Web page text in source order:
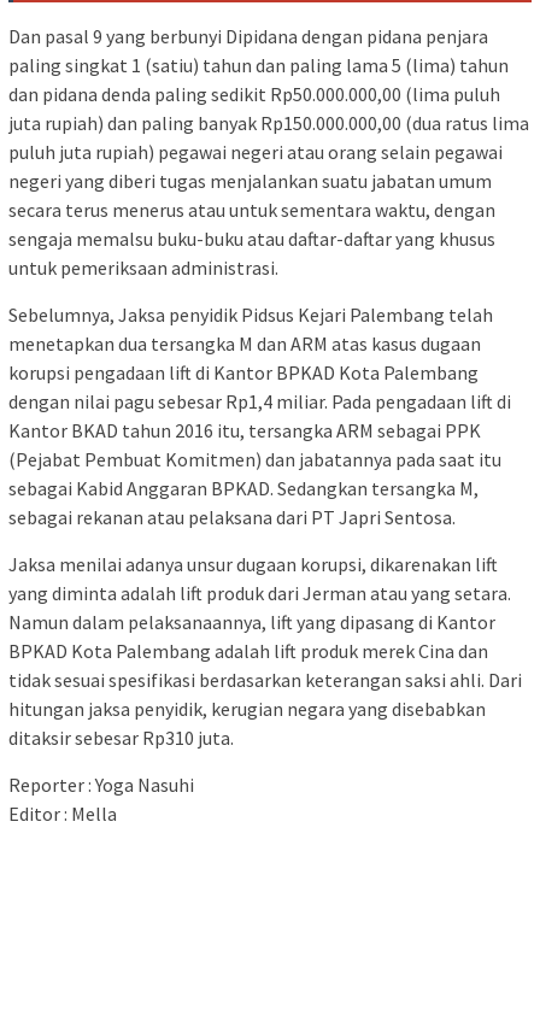
Dan pasal 9 yang berbunyi Dipidana dengan pidana penjara
paling singkat 1 (satiu) tahun dan paling lama 5 (lima) tahun
dan pidana denda paling sedikit Rp50.000.000,00 (lima puluh
juta rupiah) dan paling banyak Rp150.000.000,00 (dua ratus lima
puluh juta rupiah) pegawai negeri atau orang selain pegawai
negeri yang diberi tugas menjalankan suatu jabatan umum
secara terus menerus atau untuk sementara waktu, dengan
sengaja memalsu buku-buku atau daftar-daftar yang khusus
untuk pemeriksaan administrasi.
Sebelumnya, Jaksa penyidik Pidsus Kejari Palembang telah
menetapkan dua tersangka M dan ARM atas kasus dugaan
korupsi pengadaan lift di Kantor BPKAD Kota Palembang
dengan nilai pagu sebesar Rp1,4 miliar. Pada pengadaan lift di
Kantor BKAD tahun 2016 itu, tersangka ARM sebagai PPK
(Pejabat Pembuat Komitmen) dan jabatannya pada saat itu
sebagai Kabid Anggaran BPKAD. Sedangkan tersangka M,
sebagai rekanan atau pelaksana dari PT Japri Sentosa.
Jaksa menilai adanya unsur dugaan korupsi, dikarenakan lift
yang diminta adalah lift produk dari Jerman atau yang setara.
Namun dalam pelaksanaannya, lift yang dipasang di Kantor
BPKAD Kota Palembang adalah lift produk merek Cina dan
tidak sesuai spesifikasi berdasarkan keterangan saksi ahli. Dari
hitungan jaksa penyidik, kerugian negara yang disebabkan
ditaksir sebesar Rp310 juta.
Reporter : Yoga Nasuhi
Editor : Mella